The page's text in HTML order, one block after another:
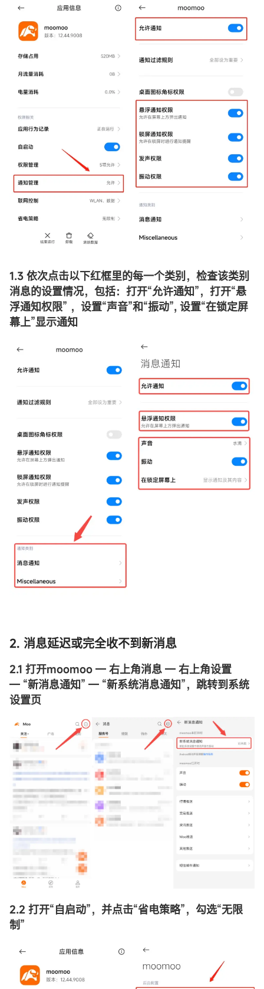
1.3 依次点击以下红框里的每一个类别，检查该类别
消息的设置情况，包括：打开“允许通知”，打开“悬
浮通知权限” ，设置“声音”和“振动”, 设置“在锁定屏
幕上”显示通知
2. 消息延迟或完全收不到新消息
2.1 打开moomoo — 右上角消息 — 右上角设置
— “新消息通知” — “新系统消息通知”，跳转到系统
设置页
2.2 打开“自启动”，并点击“省电策略”，勾选“无限
制”